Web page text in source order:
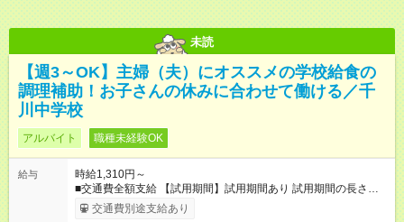
未読
【週3～OK】主婦（夫）にオススメの学校給食の
調理補助！お子さんの休みに合わせて働ける／千
川中学校
アルバイト 職種未経験OK
給与
時給1,310円～
■交通費全額支給 【試用期間】試用期間あり 試用期間の長さ：3
ヶ月 雇用形態、給与は本採用時と同じです。
交通費別途支給あり